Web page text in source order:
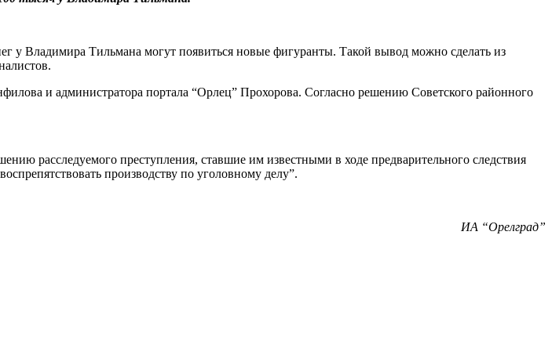
Владимира Тильмана могут появиться новые фигуранты. Такой вывод можно сделать из
и администратора портала “Орлец” Прохорова. Согласно решению Советского районного
расследуемого преступления, ставшие им известными в ходе предварительного следствия
производству по уголовному делу”.
ИА “Орелград”